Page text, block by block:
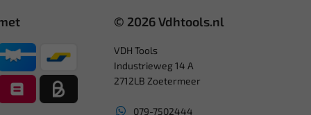
© 2026 Vdhtools.nl
VDH Tools
Industrieweg 14 A
2712LB Zoetermeer
079-7502444